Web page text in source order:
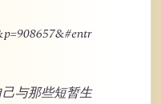
己与那些短暂生